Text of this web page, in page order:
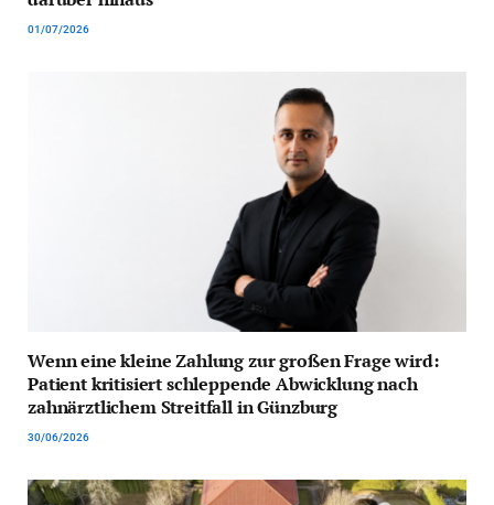
01/07/2026
Wenn eine kleine Zahlung zur großen Frage wird:
Patient kritisiert schleppende Abwicklung nach
zahnärztlichem Streitfall in Günzburg
30/06/2026